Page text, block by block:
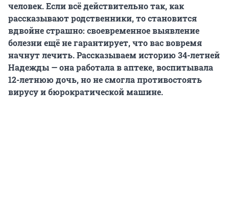
человек.Если всё действительно так, как
рассказывают родственники, то становится
вдвойне страшно: своевременное выявление
болезни ещё не гарантирует, что вас вовремя
начнут лечить.Рассказываем историю 34-летней
Надежды — она работала в аптеке, воспитывала
12-летнюю дочь, но не смогла противостоять
вирусу и бюрократической машине.